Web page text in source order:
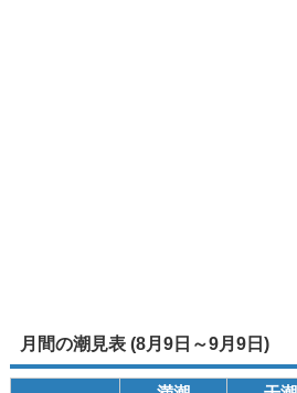
月間の潮見表 (8月9日～9月9日)